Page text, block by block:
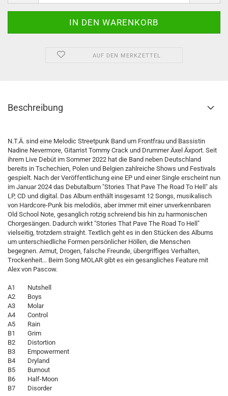
AUF DEN MERKZETTEL
Beschreibung
N.T.Ä. sind eine Melodic Streetpunk Band um Frontfrau und Bassistin
Nadine Nevermore, Gitarrist Tommy Crack und Drummer Äxel Äxport. Seit
ihrem Live Debüt im Sommer 2022 hat die Band neben Deutschland
bereits in Tschechien, Polen und Belgien zahlreiche Shows und Festivals
gespielt. Nach der Veröffentlichung eine EP und einer Single erscheint nun
im Januar 2024 das Debutalbum "Stories That Pave The Road To Hell" als
LP, CD und digital. Das Album enthält insgesamt 12 Songs, musikalisch
von Hardcore-Punk bis melodiös, aber immer mit einer unverkennbaren
Old School Note, gesanglich rotzig schreiend bis hin zu harmonischen
Chorgesängen. Dadurch wirkt "Stories That Pave The Road To Hell"
vielseitig, trotzdem straight. Textlich geht es in den Stücken des Albums
um unterschiedliche Formen persönlicher Höllen, die Menschen
begegnen. Armut, Drogen, falsche Freunde, übergriffiges Verhalten,
Trockenheit... Beim Song MOLAR gibt es ein gesangliches Feature mit
Alex von Pascow.
A1 Nutshell
A2 Boys
A3 Molar
A4 Control
A5 Rain
B1 Grim
B2 Distortion
B3 Empowerment
B4 Dryland
B5 Burnout
B6 Half-Moon
B7 Disorder